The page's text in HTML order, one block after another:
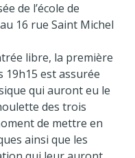
de l’école de
16 rue Saint Michel
libre, la première
est assurée
qui auront eu le
des trois
de mettre en
ainsi que les